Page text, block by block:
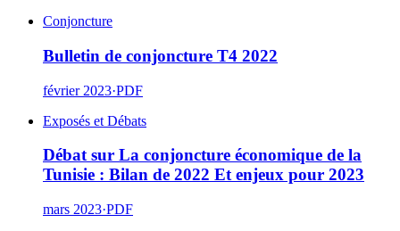
Conjoncture
Bulletin de conjoncture T4 2022
février 2023·PDF
Exposés et Débats
Débat sur La conjoncture économique de la
Tunisie : Bilan de 2022 Et enjeux pour 2023
mars 2023·PDF